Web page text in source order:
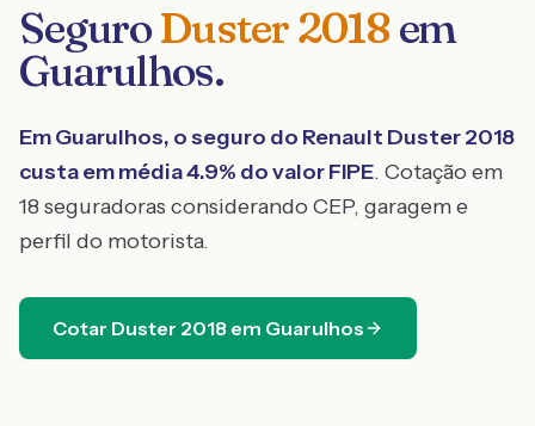
SeguroDuster2018em
Guarulhos.
EmGuarulhos, o seguro do Renault Duster2018
custa em média4.9% do valor FIPE. Cotação em
18 seguradoras considerando CEP, garagem e
perfil do motorista.
Cotar Duster 2018 em Guarulhos